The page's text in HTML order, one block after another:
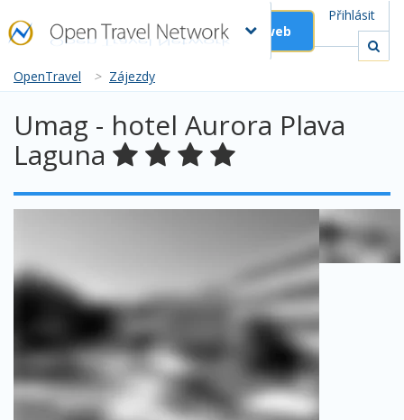
Přihlásit
Založit web
OpenTravel > Zájezdy
Umag - hotel Aurora Plava
Laguna